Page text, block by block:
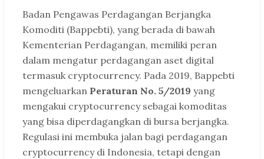
Badan Pengawas Perdagangan Berjangka
Komoditi (Bappebti), yang berada di bawah
Kementerian Perdagangan, memiliki peran
dalam mengatur perdagangan aset digital
termasuk cryptocurrency. Pada 2019, Bappebti
mengeluarkan Peraturan No. 5/2019 yang
mengakui cryptocurrency sebagai komoditas
yang bisa diperdagangkan di bursa berjangka.
Regulasi ini membuka jalan bagi perdagangan
cryptocurrency di Indonesia, tetapi dengan